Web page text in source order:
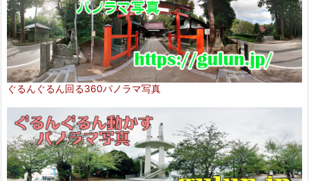
ぐるんぐるん回る360パノラマ写真